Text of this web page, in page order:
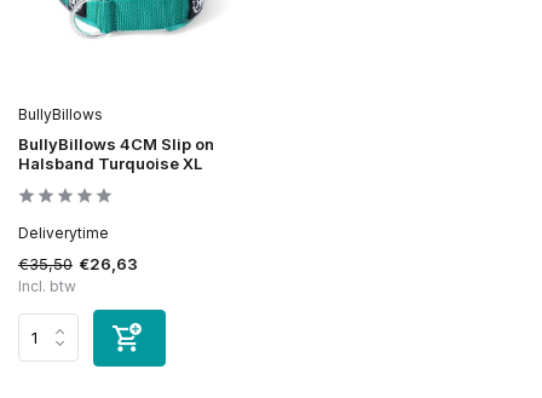
BullyBillows
BullyBillows 4CM Slip on
Halsband Turquoise XL
Deliverytime
€35,50 €26,63
Incl. btw